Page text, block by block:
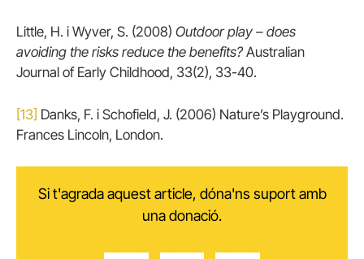
Little, H. i Wyver, S. (2008) Outdoor play – does
avoiding the risks reduce the benefits?Australian
Journal of Early Childhood, 33(2), 33-40.
[13] Danks, F. i Schofield, J. (2006) Nature’s Playground.
Frances Lincoln, London.
Si t'agrada aquest article, dóna'ns suport amb
una donació.